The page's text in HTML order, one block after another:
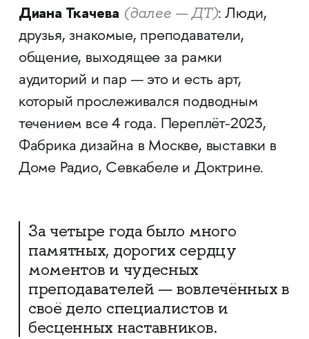
Диана Ткачева (далее — ДТ): Люди,
друзья, знакомые, преподаватели,
общение, выходящее за рамки
аудиторий и пар — это и есть арт,
который прослеживался подводным
течением все 4 года. Переплёт-2023,
Фабрика дизайна в Москве, выставки в
Доме Радио, Севкабеле и Доктрине.
За четыре года было много
памятных, дорогих сердцу
моментов и чудесных
преподавателей — вовлечённых в
своё дело специалистов и
бесценных наставников.